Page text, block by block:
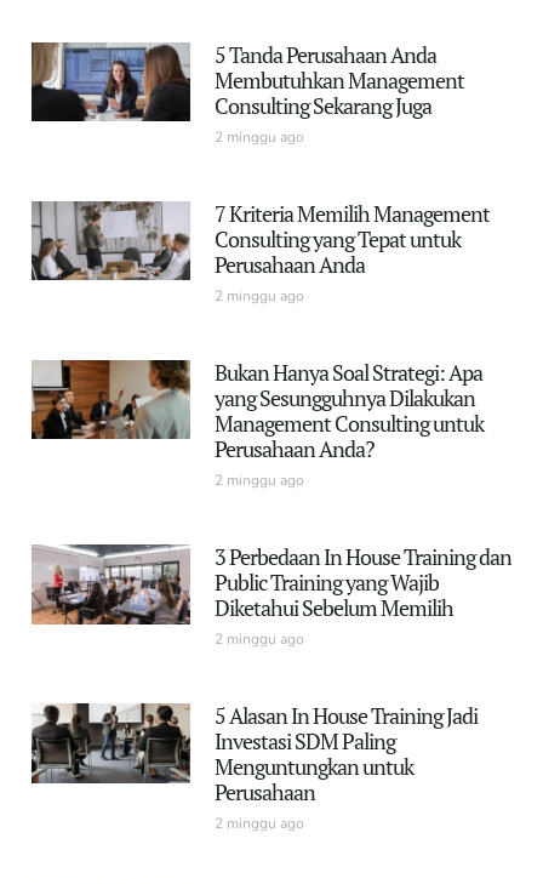
5 Tanda Perusahaan Anda
Membutuhkan Management
Consulting Sekarang Juga
2 minggu ago
7 Kriteria Memilih Management
Consulting yang Tepat untuk
Perusahaan Anda
2 minggu ago
Bukan Hanya Soal Strategi: Apa
yang Sesungguhnya Dilakukan
Management Consulting untuk
Perusahaan Anda?
2 minggu ago
3 Perbedaan In House Training dan
Public Training yang Wajib
Diketahui Sebelum Memilih
2 minggu ago
5 Alasan In House Training Jadi
Investasi SDM Paling
Menguntungkan untuk
Perusahaan
2 minggu ago